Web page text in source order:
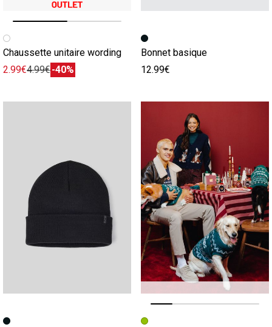
Image précédente
Image suivante
Chaussette unitaire wording
2.99€4.99€-40%
Bonnet basique
12.99€
Image précédente
Image suivante